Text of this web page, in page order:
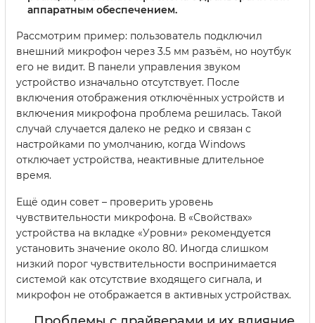
аппаратным обеспечением.
Рассмотрим пример: пользователь подключил
внешний микрофон через 3.5 мм разъём, но ноутбук
его не видит. В панели управления звуком
устройство изначально отсутствует. После
включения отображения отключённых устройств и
включения микрофона проблема решилась. Такой
случай случается далеко не редко и связан с
настройками по умолчанию, когда Windows
отключает устройства, неактивные длительное
время.
Ещё один совет – проверить уровень
чувствительности микрофона. В «Свойствах»
устройства на вкладке «Уровни» рекомендуется
установить значение около 80. Иногда слишком
низкий порог чувствительности воспринимается
системой как отсутствие входящего сигнала, и
микрофон не отображается в активных устройствах.